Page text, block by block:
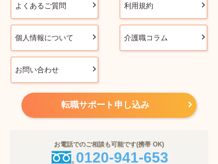
よくあるご質問 利用規約
個人情報について 介護職コラム
お問い合わせ
転職サポート申し込み
お電話でのご相談も可能です(携帯 OK)
0120-941-653